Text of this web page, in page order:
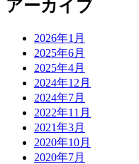
アーカイブ
2026年1月
2025年6月
2025年4月
2024年12月
2024年7月
2022年11月
2021年3月
2020年10月
2020年7月